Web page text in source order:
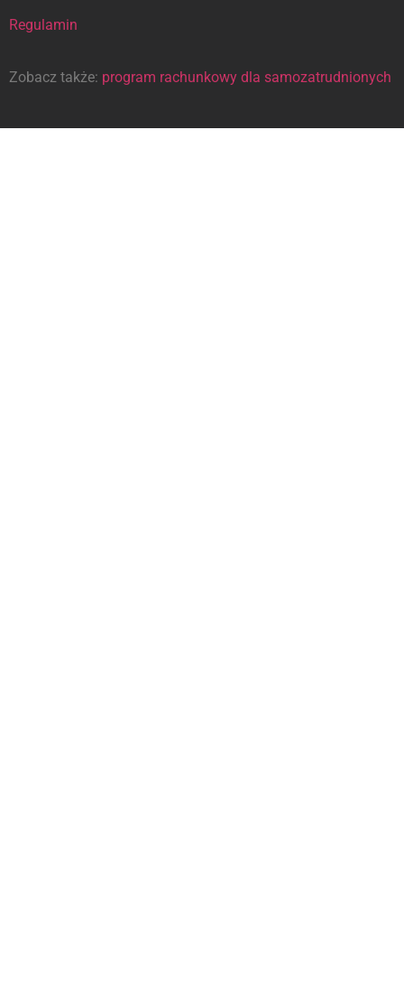
Regulamin
Zobacz także: program rachunkowy dla samozatrudnionych